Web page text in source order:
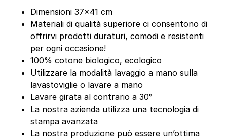
Dimensioni 37×41 cm
Materiali di qualità superiore ci consentono di
offrirvi prodotti duraturi, comodi e resistenti
per ogni occasione!
100% cotone biologico, ecologico
Utilizzare la modalità lavaggio a mano sulla
lavastoviglie o lavare a mano
Lavare girata al contrario a 30°
La nostra azienda utilizza una tecnologia di
stampa avanzata
La nostra produzione può essere un’ottima